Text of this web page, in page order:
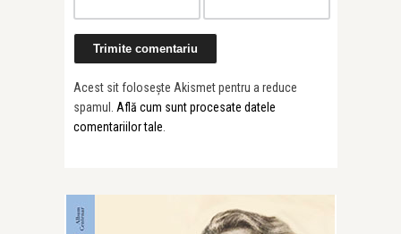
Acest sit folosește Akismet pentru a reduce
spamul. Află cum sunt procesate datele
comentariilor tale.